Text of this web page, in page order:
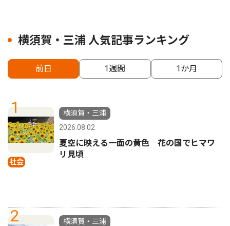
横須賀・三浦 人気記事ランキング
前日 1週間 1か月
1
社会
横須賀・三浦
2026.08.02
夏空に映える一面の黄色 花の国でヒマワ
リ見頃
2
横須賀・三浦